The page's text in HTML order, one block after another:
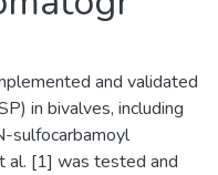
and validated
in bivalves, including
sulfocarbamoyl
al. [1] was tested and